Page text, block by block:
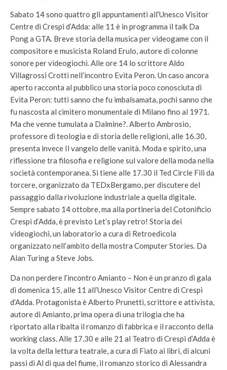
Sabato 14 sono quattro gli appuntamenti all’Unesco Visitor
Centre di Crespi d’Adda: alle 11 è in programma il talk Da
Pong a GTA. Breve storia della musica per videogame con il
compositore e musicista Roland Erulo, autore di colonne
sonore per videogiochi. Alle ore 14 lo scrittore Aldo
Villagrossi Crotti nell’incontro Evita Peron. Un caso ancora
aperto racconta al pubblico una storia poco conosciuta di
Evita Peron: tutti sanno che fu imbalsamata, pochi sanno che
fu nascosta al cimitero monumentale di Milano fino al 1971.
Ma che venne tumulata a Dalmine?. Alberto Ambrosio,
professore di teologia e di storia delle religioni, alle 16.30,
presenta invece Il vangelo delle vanità. Moda e spirito, una
riflessione tra filosofia e religione sul valore della moda nella
società contemporanea. Si tiene alle 17.30 il Ted Circle Fili da
torcere, organizzato da TEDxBergamo, per discutere del
passaggio dalla rivoluzione industriale a quella digitale.
Sempre sabato 14 ottobre, ma alla portineria del Cotonificio
Crespi d’Adda, è previsto Let’s play retro! Storia dei
videogiochi, un laboratorio a cura di Retroedicola
organizzato nell’ambito della mostra Computer Stories. Da
Alan Turing a Steve Jobs.
Da non perdere l’incontro Amianto – Non è un pranzo di gala
di domenica 15, alle 11 all’Unesco Visitor Centre di Crespi
d’Adda. Protagonista è Alberto Prunetti, scrittore e attivista,
autore di Amianto, prima opera di una trilogia che ha
riportato alla ribalta il romanzo di fabbrica e il racconto della
working class. Alle 17.30 e alle 21 al Teatro di Crespi d’Adda è
la volta della lettura teatrale, a cura di Fiato ai libri, di alcuni
passi di Al di qua del fiume, il romanzo storico di Alessandra